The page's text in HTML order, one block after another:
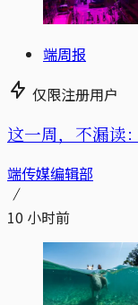
端周报
仅限注册用户
这一周，不漏读
端传媒编辑部
10 小时前